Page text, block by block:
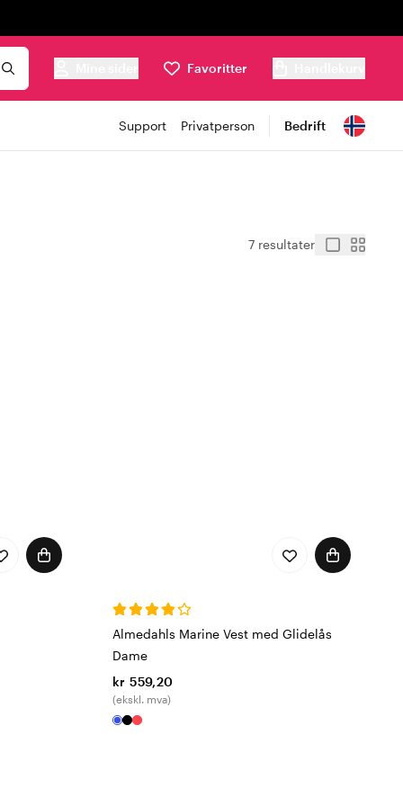
Favoritter
Support Privatperson Bedrift
7 resultater
Almedahls Marine Vest med Glidelås
Dame
kr 559,20
(ekskl. mva)